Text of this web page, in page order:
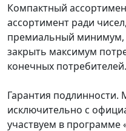
Компактный
ассортимент ради
премиальный минимум,
закрыть максимум
конечных потребителей.
Гарантия
исключительно с
участвуем в программе